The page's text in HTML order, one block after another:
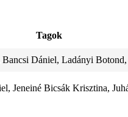
Tagok
Bancsi Dániel, Ladányi
Jeneiné Bicsák Krisztina,